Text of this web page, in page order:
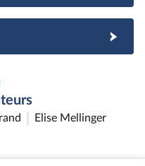
Elise Mellinger